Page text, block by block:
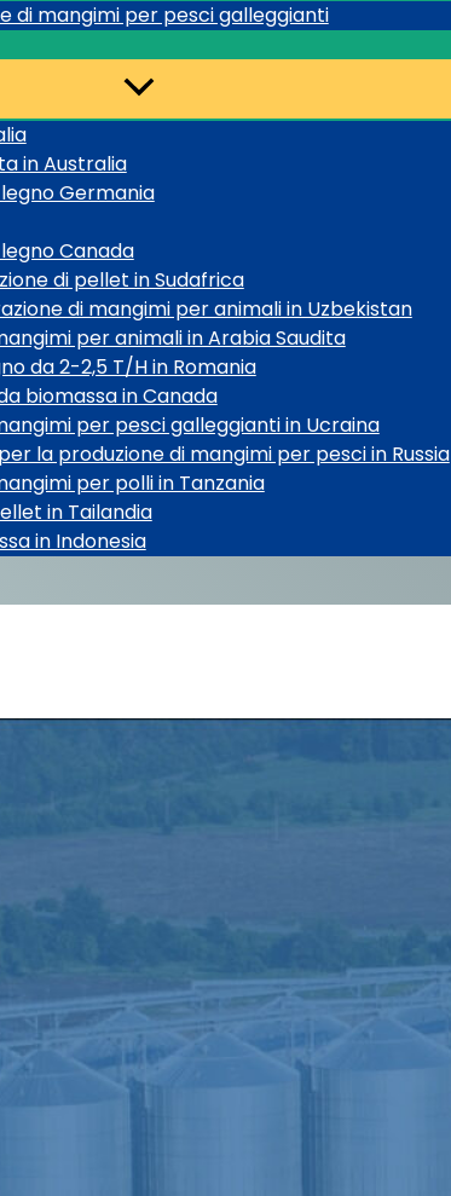
di mangimi per pesci galleggianti
in Australia
Germania
Canada
di pellet in Sudafrica
di mangimi per animali in Uzbekistan
per animali in Arabia Saudita
da 2-2,5 T/H in Romania
biomassa in Canada
per pesci galleggianti in Ucraina
la produzione di mangimi per pesci in Russia
per polli in Tanzania
in Tailandia
in Indonesia